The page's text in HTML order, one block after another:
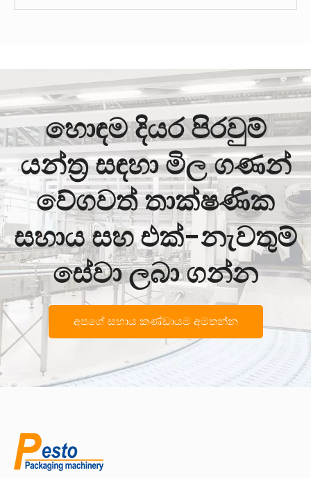
හොඳම දියර පිරවුම්
යන්ත්‍ර සඳහා මිල ගණන්
වේගවත් තාක්ෂණික
සහාය සහ එක්-නැවතුම්
සේවා ලබා ගන්න
අපගේ සහාය කණ්ඩායම අමතන්න